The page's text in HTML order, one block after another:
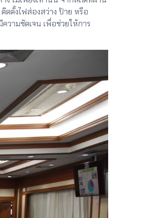
ดตั้งไฟส่องสว่าง ป้าย หรือ
วามชัดเจน เพื่อช่วยให้การ